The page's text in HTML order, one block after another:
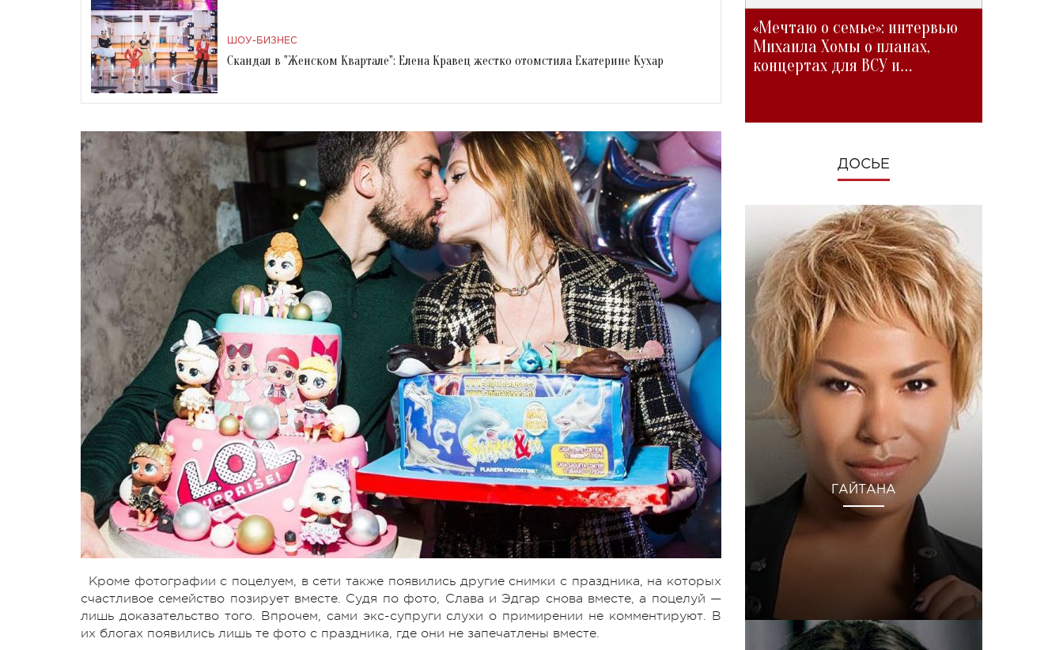
ШОУ-БИЗНЕС
Скандал в "Женском Квартале": Елена Кравец жестко отомстила Екатерине Кухар
Кроме фотографии с поцелуем, в сети также появились другие снимки с праздника, на которых
счастливое семейство позирует вместе. Судя по фото, Слава и Эдгар снова вместе, а поцелуй —
лишь доказательство того. Впрочем, сами экс-супруги слухи о примирении не комментируют. В
их блогах появились лишь те фото с праздника, где они не запечатлены вместе.
«Мечтаю о семье»: интервью
Михаила Хомы о планах,
концертах для ВСУ и
ДОСЬЕ
ГАЙТАНА